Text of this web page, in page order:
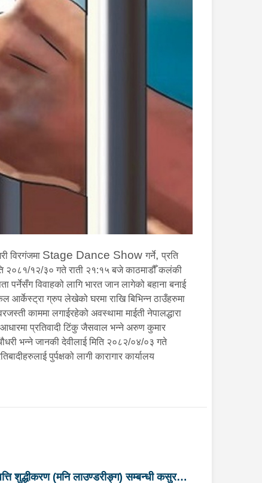
विरगंजमा Stage Dance Show गर्ने, प्रति
२०८१/१२/३० गते राती २१:१५ बजे काठमाडौँ कलंकी
विवाहको लागि भारत जान लागेको बहाना बनाई
आर्केस्ट्रा ग्रुप लेखेको घरमा राखि बिभिन्न ठाउँहरुमा
काममा लगाईरहेको अवस्थामा माईती नेपालद्धारा
आधारमा प्रतिवादी टिंकु जैसवाल भन्ने अरुण कुमार
भन्ने जानकी देवीलाई मिति २०८२/०४/०३ गते
पुर्पक्षको लागी कारागार कार्यालय
शुद्धीकरण (मनि लाउण्डरीङ्ग) सम्बन्धी कसुरमा